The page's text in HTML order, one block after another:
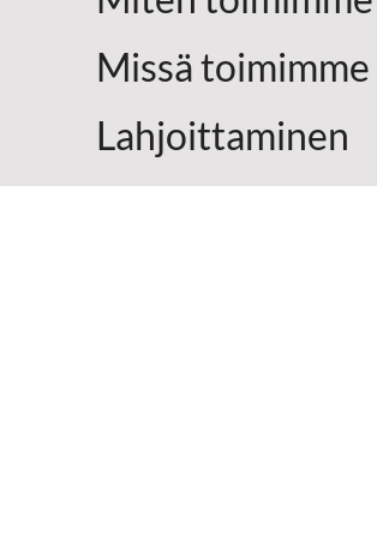
Missä toimimme
Lahjoittaminen